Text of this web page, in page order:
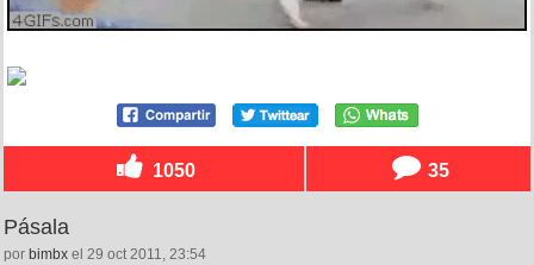
1050 35
Pásala
por bimbx el 29 oct 2011, 23:54